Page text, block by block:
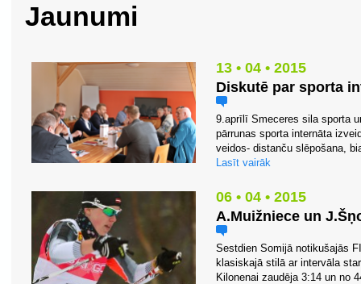
Jaunumi
13 • 04 • 2015
Diskutē par sporta
9.aprīlī Smeceres sila sporta
pārrunas sporta internāta
veidos- distanču slēpošana,
Lasīt vairāk
06 • 04 • 2015
A.Muižniece un
Sestdien Somijā notikušajās
klasiskajā stilā ar intervāla
Kilonenai zaudēja 3:14 un no